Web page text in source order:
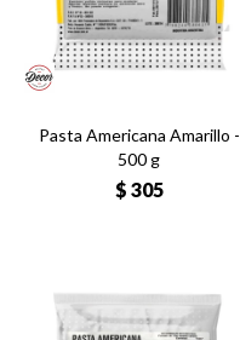
Pasta Americana Amarillo -
500 g
$ 305